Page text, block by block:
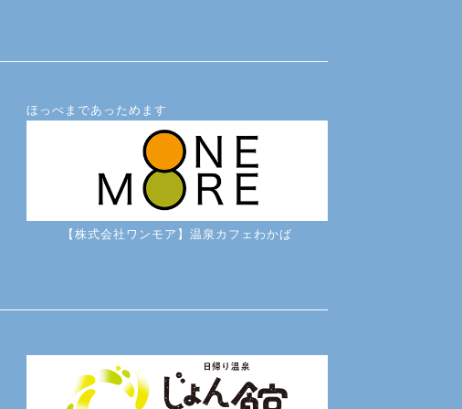
ほっぺまであっためます
【株式会社ワンモア】温泉カフェわかば